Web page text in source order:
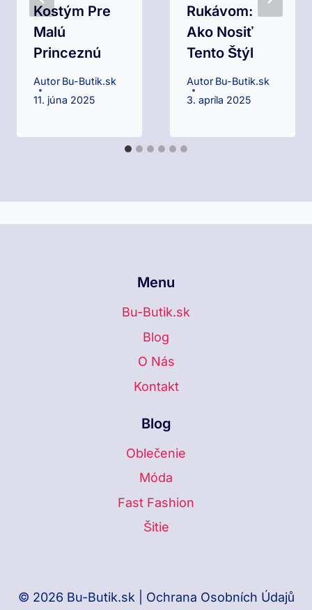
Kostým Pre
Malú
Princeznú
Autor Bu-Butik.sk
11. júna 2025
Rukávom:
Ako Nosiť
Tento Štýl
Autor Bu-Butik.sk
3. apríla 2025
Menu
Bu-Butik.sk
Blog
O Nás
Kontakt
Blog
Oblečenie
Móda
Fast Fashion
Šitie
© 2026 Bu-Butik.sk | Ochrana Osobních Údajů